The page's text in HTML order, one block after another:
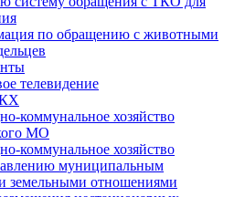
по обращению с животными
телевидение
коммунальное хозяйство
МО
коммунальное хозяйство
муниципальным
земельными отношениями